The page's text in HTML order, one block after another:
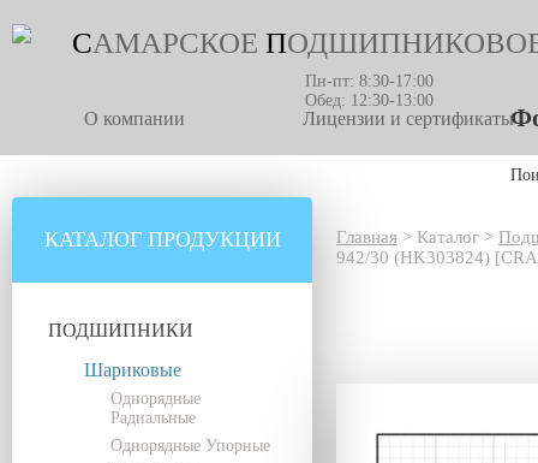
САМАРСКОЕ П
Пн-пт: 8:30-17:00
Обед: 12:30-13:00
О компании Лицензии и сертификаты
КАТАЛОГ ПРОДУКЦИИ
ПОДШИПНИКИ
Шариковые
Однорядные
Радиальные
Однорядные Упорные
Главная > Каталог >
942/30 (HK303824)